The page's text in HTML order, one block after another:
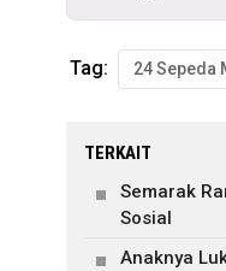
Tag: 24 Sepeda
TERKAIT
Semarak
Sosial
Anaknya